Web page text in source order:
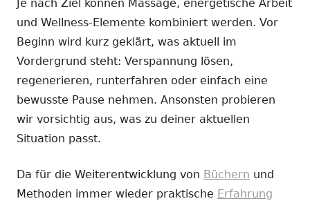
Je nach Ziel können Massage, energetische Arbeit
und Wellness-Elemente kombiniert werden. Vor
Beginn wird kurz geklärt, was aktuell im
Vordergrund steht: Verspannung lösen,
regenerieren, runterfahren oder einfach eine
bewusste Pause nehmen. Ansonsten probieren
wir vorsichtig aus, was zu deiner aktuellen
Situation passt.
Da für die Weiterentwicklung von Büchern und
Methoden immer wieder praktische Erfahrung